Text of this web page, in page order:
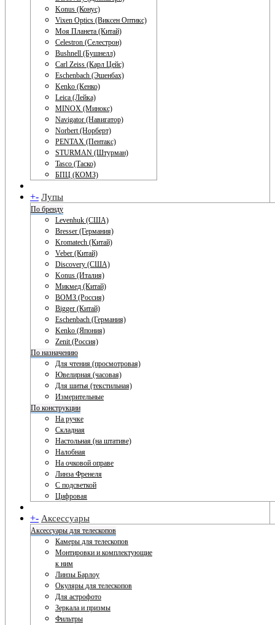
Konus (Конус)
Vixen Optics (Виксен Оптикс)
Моя Планета (Китай)
Celestron (Селестрон)
Bushnell (Бушнелл)
Carl Zeiss (Карл Цейс)
Eschenbach (Эшенбах)
Kenko (Кенко)
Leica (Лейка)
MINOX (Минокс)
Navigator (Навигатор)
Norbert (Норберт)
PENTAX (Пентакс)
STURMAN (Штурман)
Tasco (Таско)
БПЦ (КОМЗ)
+- Лупы
По бренду
Levenhuk (США)
Bresser (Германия)
Kromatech (Китай)
Veber (Китай)
Discovery (США)
Konus (Италия)
Микмед (Китай)
ВОМЗ (Россия)
Bigger (Китай)
Eschenbach (Германия)
Kenko (Япония)
Zenit (Россия)
По назначению
Для чтения (просмотровая)
Ювелирная (часовая)
Для шитья (текстильная)
Измерительные
По конструкции
На ручке
Складная
Настольная (на штативе)
Налобная
На очковой оправе
Линза Френеля
С подсветкой
Цифровая
+- Аксессуары
Аксессуары для телескопов
Камеры для телескопов
Монтировки и комплектующие
к ним
Линзы Барлоу
Окуляры для телескопов
Для астрофото
Зеркала и призмы
Фильтры